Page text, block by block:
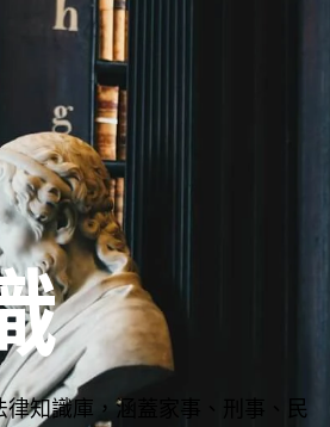
知識庫，涵蓋家事、刑事、民